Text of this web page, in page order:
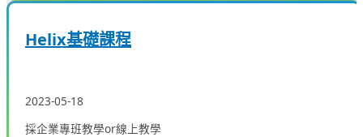
Helix基礎課程
2023-05-18
採企業專班教學or線上教學